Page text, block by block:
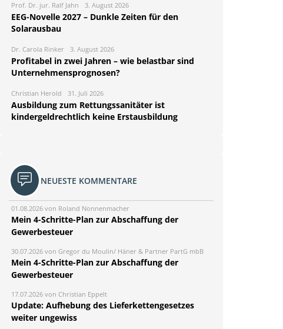
Prof. Dr. jur. Ralf Jahn 3. August 2026
EEG-Novelle 2027 – Dunkle Zeiten für den
Solarausbau
Dr. Carola Rinker 3. August 2026
Profitabel in zwei Jahren – wie belastbar sind
Unternehmensprognosen?
Christian Herold 31. Juli 2026
Ausbildung zum Rettungssanitäter ist
kindergeldrechtlich keine Erstausbildung
NEUESTE KOMMENTARE
01.08.2026 von Roland Nonnenmacher
Mein 4-Schritte-Plan zur Abschaffung der
Gewerbesteuer
30.07.2026 von Gregor du Moulin/ Häner & Partner PartG mbB
Mein 4-Schritte-Plan zur Abschaffung der
Gewerbesteuer
17.07.2026 von Christian Eppelt
Update: Aufhebung des Lieferkettengesetzes
weiter ungewiss